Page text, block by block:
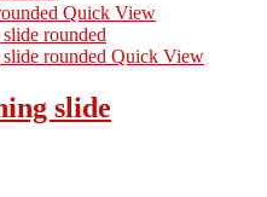
Quick View
Quick View
slide